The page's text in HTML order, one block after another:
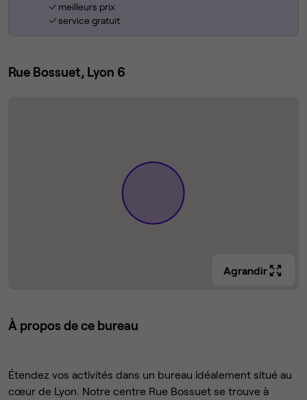
meilleurs prix
service gratuit
Rue Bossuet, Lyon 6
Agrandir
À propos de ce bureau
Étendez vos activités dans un bureau idéalement situé au
cœur de Lyon. Notre centre Rue Bossuet se trouve à